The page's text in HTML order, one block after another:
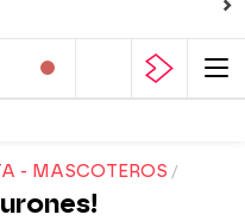
- MASCOTEROS